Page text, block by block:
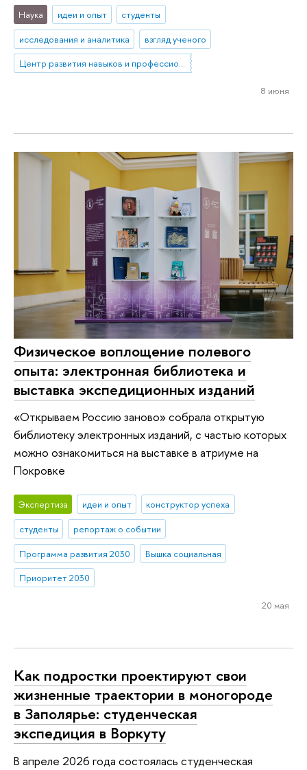
Наука идеи и опыт
студенты
исследования и аналитика
взгляд ученого
Центр развития навыков и профессионального образования
8 июня
Физическое воплощение полевого
опыта: электронная библиотека и
выставка экспедиционных изданий
«Открываем Россию заново» собрала открытую
библиотеку электронных изданий, с частью которых
можно ознакомиться на выставке в атриуме на
Покровке
Экспертиза идеи и опыт
конструктор успеха
студенты
репортаж о событии
Программа развития 2030
Вышка социальная
Приоритет 2030
20 мая
Как подростки проектируют свои
жизненные траектории в моногороде
в Заполярье: студенческая
экспедиция в Воркуту
В апреле 2026 года состоялась студенческая